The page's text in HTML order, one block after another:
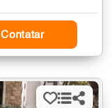
Contatar